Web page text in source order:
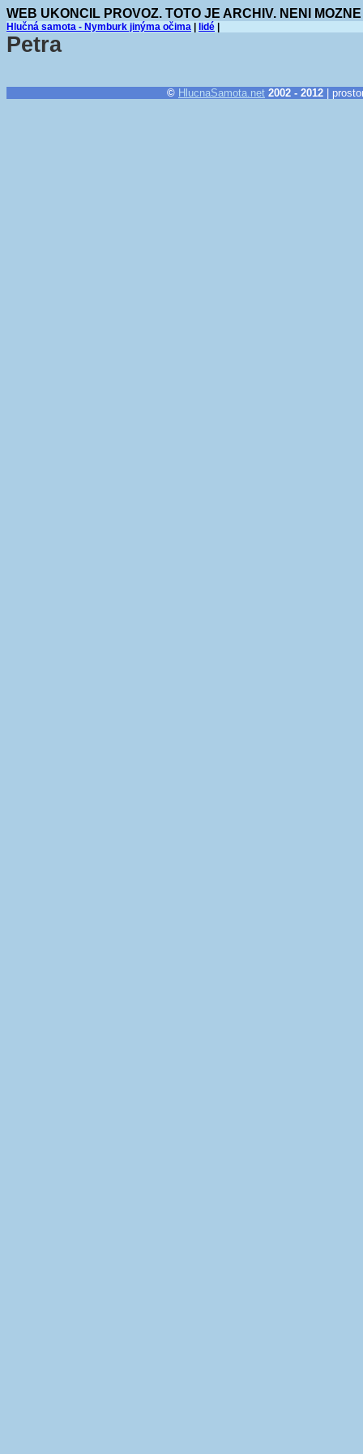
WEB UKONCIL PROVOZ. TOTO JE ARCHIV. NENI
Hlučná samota - Nymburk jinýma očima lidé
Petra
© HlucnaSamota.net 2002 - 2012 |